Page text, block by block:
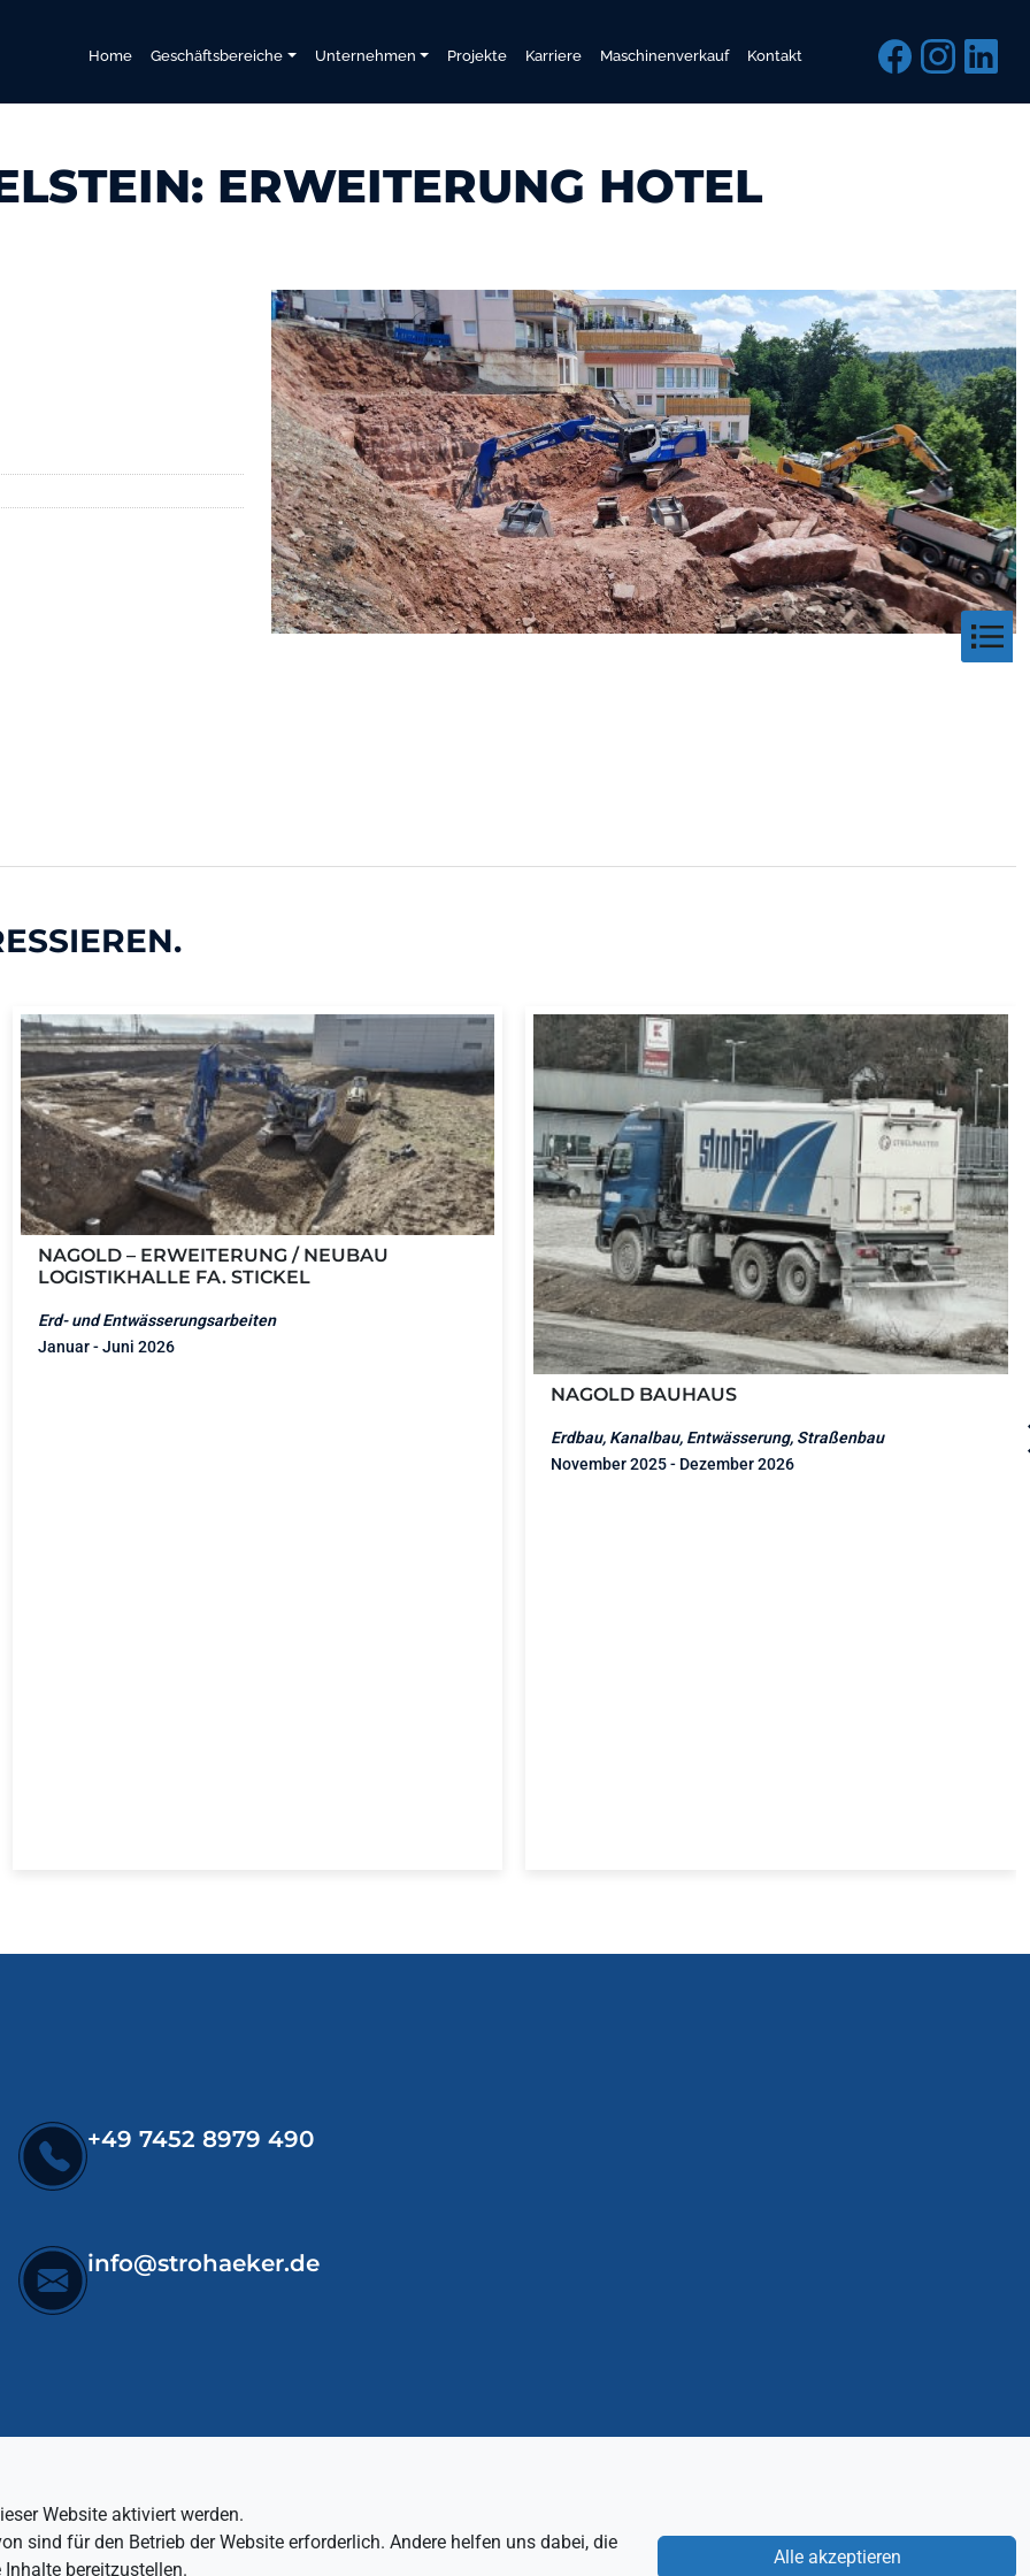
Home Geschäftsbereiche Unternehmen Projekte Karriere Maschinenverkauf Kontakt
ERWEITERUNG HOTEL
NAGOLD – ERWEITERUNG / NEUBAU
LOGISTIKHALLE FA. STICKEL
Erd- und Entwässerungsarbeiten
Januar - Juni 2026
NAGOLD BAUHAUS
Erdbau, Kanalbau, Entwässerung, Straßenbau
November 2025 - Dezember 2026
+49 7452 8979 490
info@strohaeker.de
Website aktiviert werden.
sind für den Betrieb der Website erforderlich. Andere helfen uns dabei, die
bereitzustellen.
Alle akzeptieren